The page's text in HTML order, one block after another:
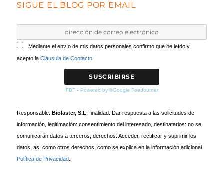
SIGUE EL BLOG POR EMAIL
Mediante el envío de mis datos personales confirmo que he leído y
acepto laCláusula de Contacto
FBF▪ Powered by ®Google Feedburner
Responsable:Biolaster, S.L , finalidad: Dar respuesta a las solicitudes de
información, legitimación: consentimiento del interesado, destinatarios: no se
comunicarán datos a terceros, derechos: Acceder, rectificar y suprimir los
datos, así como otros derechos, como se explica en la información adicional.
Política de Privacidad